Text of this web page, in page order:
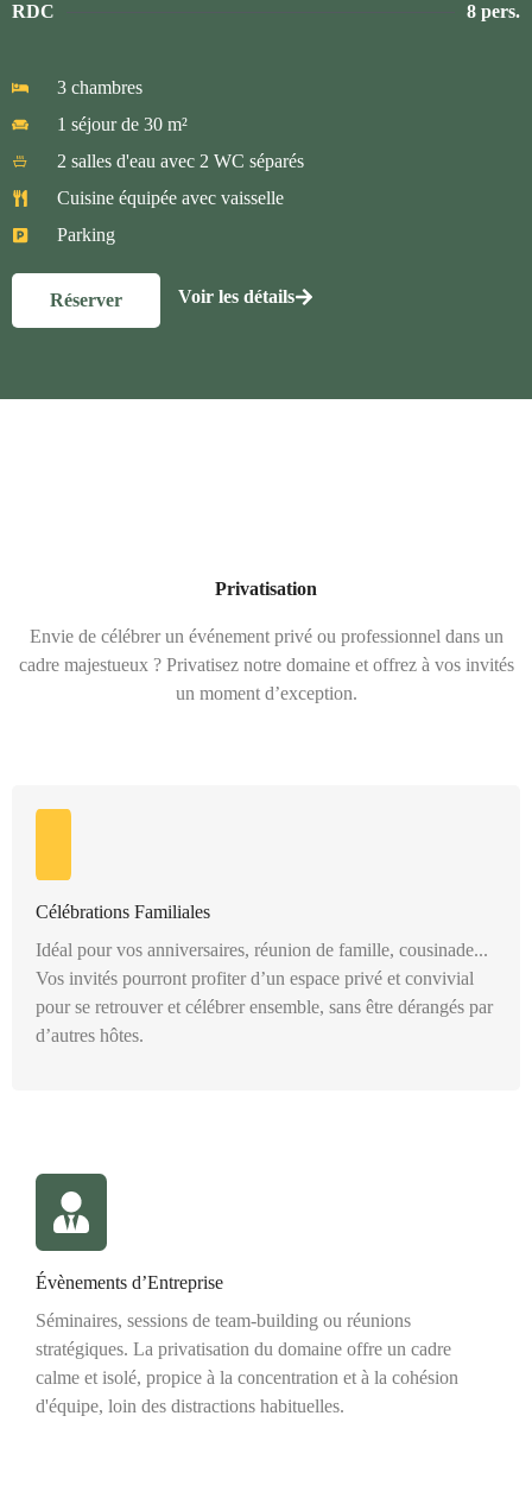
RDC 8 pers.
3 chambres
1 séjour de 30 m²
2 salles d'eau avec 2 WC séparés
Cuisine équipée avec vaisselle
Parking
Réserver Voir les détails
Privatisation
Envie de célébrer un événement privé ou professionnel dans un
cadre majestueux ? Privatisez notre domaine et offrez à vos invités
un moment d’exception.
Célébrations Familiales
Idéal pour vos anniversaires, réunion de famille, cousinade...
Vos invités pourront profiter d’un espace privé et convivial
pour se retrouver et célébrer ensemble, sans être dérangés par
d’autres hôtes.
Évènements d’Entreprise
Séminaires, sessions de team-building ou réunions
stratégiques. La privatisation du domaine offre un cadre
calme et isolé, propice à la concentration et à la cohésion
d'équipe, loin des distractions habituelles.